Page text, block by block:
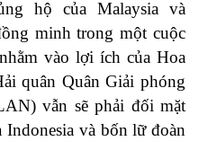
hộ của Malaysia và
minh trong một cuộc
vào lợi ích của Hoa
quân Quân Giải phóng
vẫn sẽ phải đối mặt
và bốn lữ đoàn